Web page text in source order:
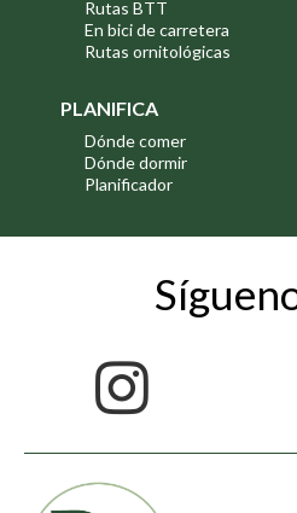
Rutas BTT
En bici de carretera
Rutas ornitológicas
PLANIFICA
Dónde comer
Dónde dormir
Planificador